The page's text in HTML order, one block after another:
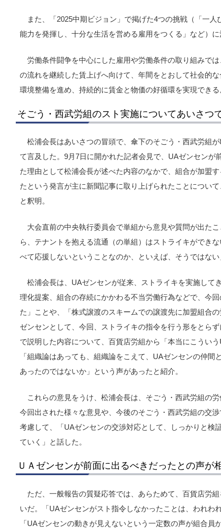
また、「2025中期ビジョン」で掲げた4つの挑戦（「一
能力を発揮し、十分な生活を営める雇用をつくる」など）
労働条件闘争を中心にした雇用や労働条件の取り組みで
の流れを継続した賃上げへ向けて、年間をとおして社会的
環境整備を進め、持続的に賃金と物価の好循環を実現でき
そごう・西武労組のスト実施についてあいさつ
松浦会長はあいさつの冒頭で、傘下のそごう・西武労組
て言及した。9月7日に開かれた記者会見で、UAゼンセンが
た理由として松浦会長が述べた内容のなかで、組合が加盟
たという発言が主に新聞記事に取り上げられたことについ
と釈明。
大会直前の中央執行委員会で単組から意見や質問が出た
ら、テナントを抱える流通（の単組）はストライキができ
べて応援しないということなのか、といえば、そうではな
松浦会長は、UAゼンセンが従来、ストライキを実施して
理化提案、組合の存続にかかわる不当労働行為などで、今
た」ことや、「株式譲渡のスキームでの譲渡先に加盟組合
ゼンセンとして、今回、ストライキの指令を行う形をとら
で説明した内容について、百貨店労組から「本当にこうい
「組織論はあっても、組織論をこえて、UAゼンセンの仲間
あったのではないか」という声があったと紹介。
これらの意見をうけ、松浦会長は、そごう・西武労組の
今回出された様々な意見や、今後のそごう・西武労組の交
考慮して、「UAゼンセンの交渉対応として、しっかりと検
ていく」と話した。
ＵＡゼンセンが前面に出るべきだったとの声が
ただ、一般報告の質疑応答では、あらためて、百貨店労
いだ。「UAゼンセンがスト指令しなかったことは、われわ
「UAゼンセンの動きが見えないという一定数の声が組合員